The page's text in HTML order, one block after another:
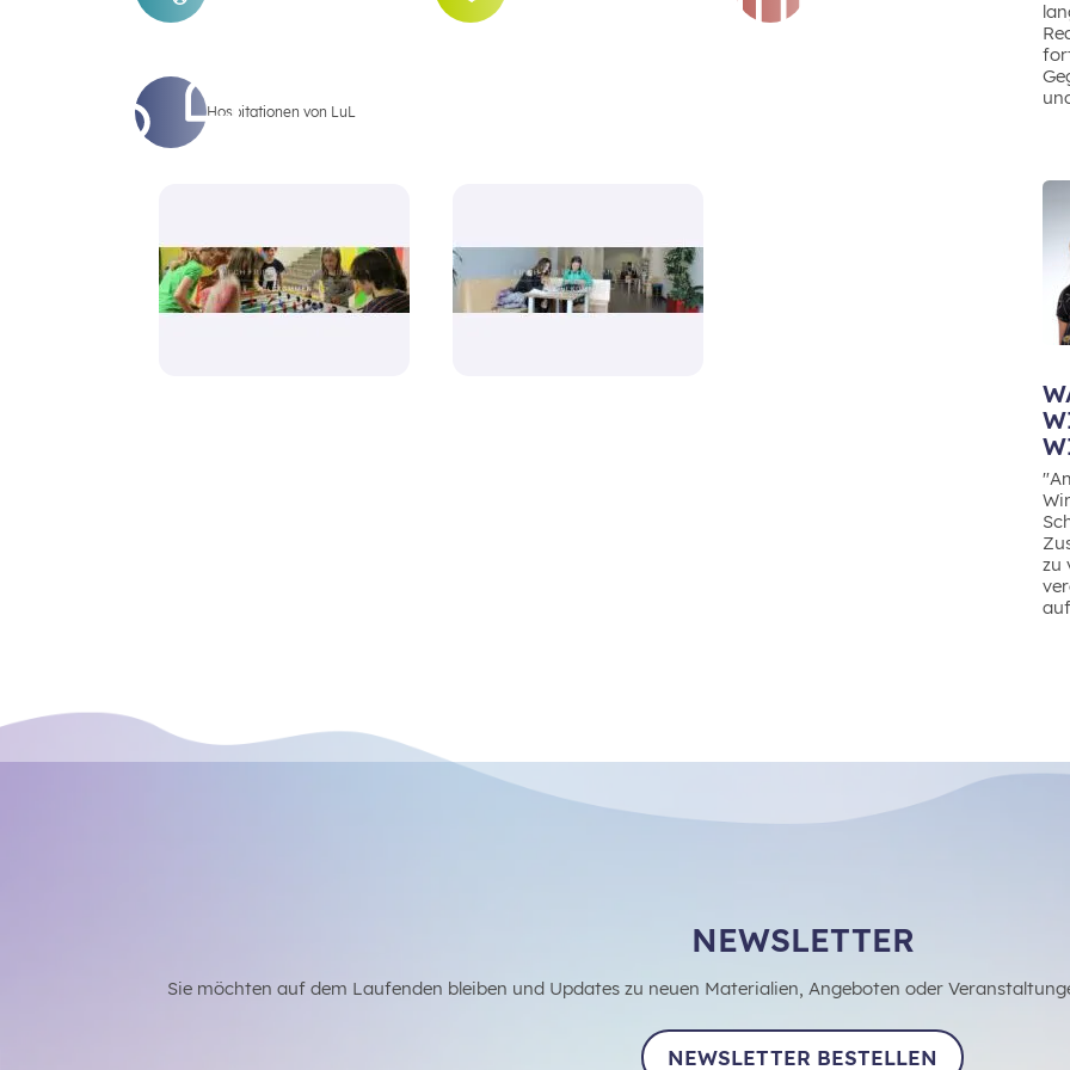
Hospitationen von LuL
zu
NEWSLETTER
Sie möchten auf dem Laufenden bleiben und Updates zu neuen Materialien, Angeboten oder
NEWSLETTER BESTELLEN